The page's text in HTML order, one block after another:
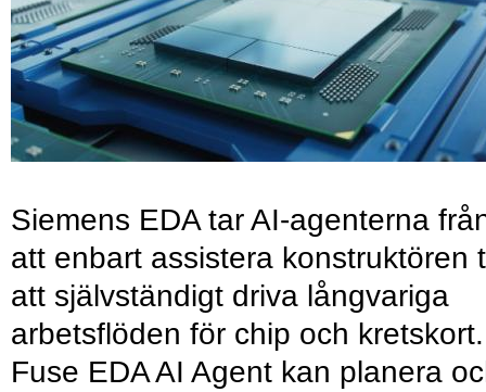
Siemens EDA tar AI-agenterna
att enbart assistera konstruktören
att självständigt driva långvariga
arbetsflöden för chip och kretskort.
Fuse EDA AI Agent kan planera